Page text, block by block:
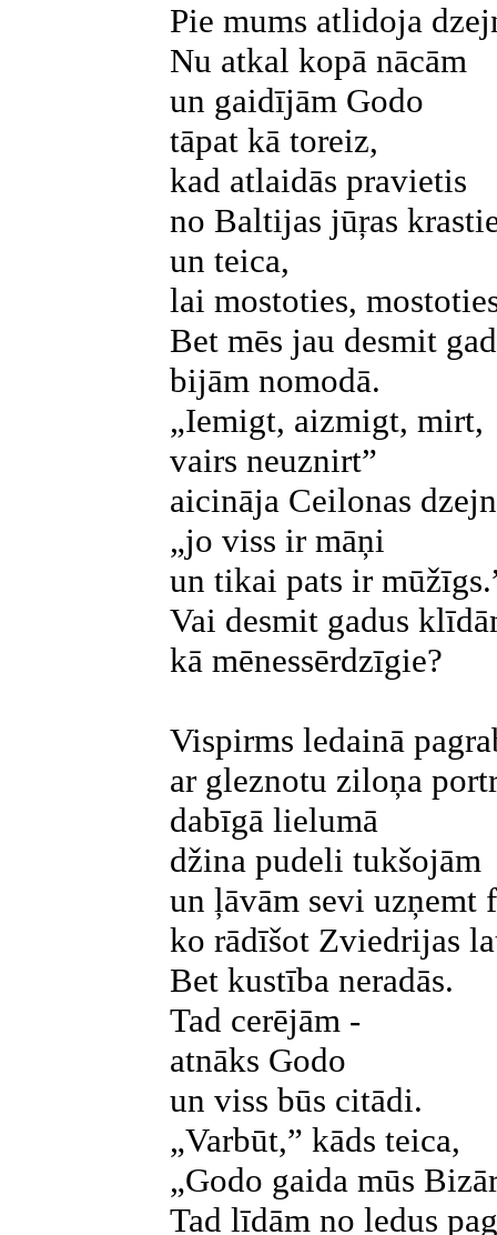
Pie mums atlidoja
Nu atkal kopā nācām
un gaidījām Godo
tāpat kā toreiz,
kad atlaidās pravietis
no Baltijas jūŗas
un teica,
lai mostoties,
Bet mēs jau desmit
bijām nomodā.
„Iemigt, aizmigt, mirt,
vairs neuznirt”
aicināja Ceilonas
„jo viss ir māņi
un tikai pats ir
Vai desmit gadus
kā mēnessērdzīgie?
Vispirms ledainā
ar gleznotu ziloņa
dabīgā lielumā
džina pudeli tukšojām
un ļāvām sevi uzņemt
ko rādīšot Zviedrijas
Bet kustība neradās.
Tad cerējām -
atnāks Godo
un viss būs citādi.
„Varbūt,” kāds teica,
„Godo gaida mūs
Tad līdām no ledus